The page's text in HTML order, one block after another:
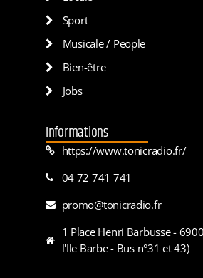
Sport
Musicale / People
Bien-être
Jobs
Informations
https://www.tonicradio.fr/
04 72 741 741
promo@tonicradio.fr
1 Place Henri Barbusse -
l'Ile Barbe - Bus n°31 et 43)